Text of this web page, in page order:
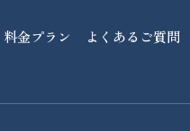
料金プラン
よくあるご質問